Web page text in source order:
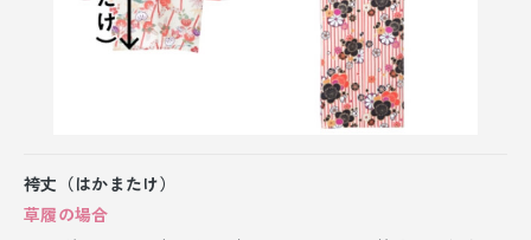
袴丈（はかまたけ）
草履の場合